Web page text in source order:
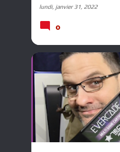
lundi, janvier 31, 2022
0
TECHNO